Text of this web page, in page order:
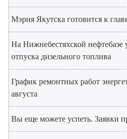
Мэрия Якутска готовится к
На Нижнебестяхской
отпуска дизельного топлива
График ремонтных работ
августа
Вы еще можете успеть. Заявки